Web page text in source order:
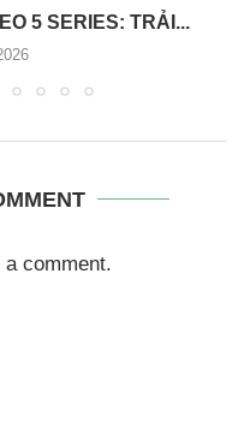
5 SERIES: TRẢI...
comment.